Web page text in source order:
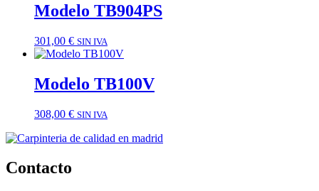
Modelo TB904PS
301,00 € SIN IVA
Modelo TB100V
308,00 € SIN IVA
Contacto